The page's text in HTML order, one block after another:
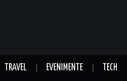
TRAVEL EVENIMENTE TECH